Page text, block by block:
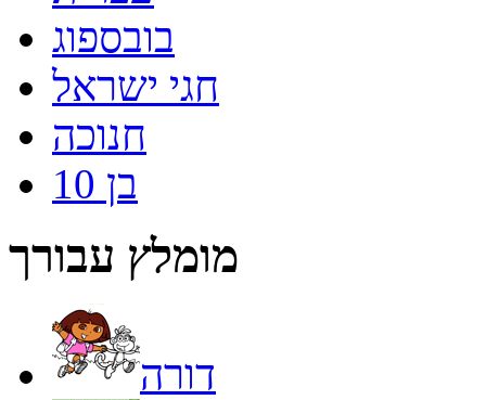
בובספוג
חגי ישראל
חנוכה
בן 10
מומלץ עבורך
דורה